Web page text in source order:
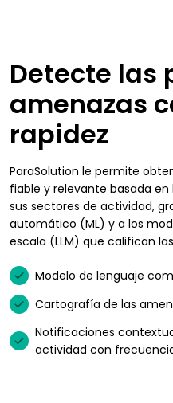
Detecte las
amenazas
rapidez
ParaSolution le permite
fiable y relevante basada
sus sectores de actividad,
automático (ML) y a los
escala (LLM) que califican
Modelo de lenguaje
Cartografía de las
Notificaciones
actividad con